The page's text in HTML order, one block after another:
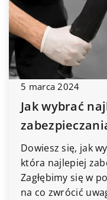
5 marca 2024
Jak wybrać
Dowiesz się, jak
która najlepiej
Zagłębimy się w
na co zwrócić